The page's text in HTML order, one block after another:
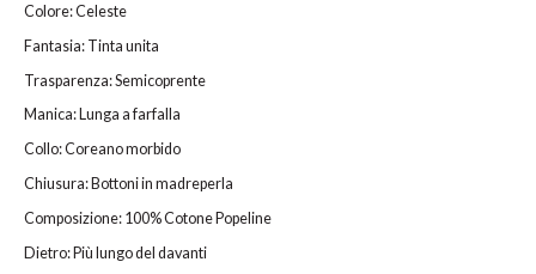
Colore: Celeste
Fantasia: Tinta unita
Trasparenza: Semicoprente
Manica: Lunga a farfalla
Collo: Coreano morbido
Chiusura: Bottoni in madreperla
Composizione: 100% Cotone Popeline
Dietro: Più lungo del davanti